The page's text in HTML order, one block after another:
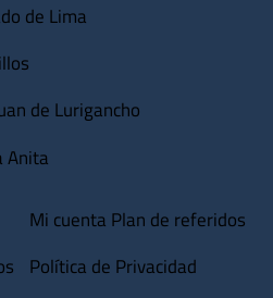
de Lima
de Lurigancho
Anita
Mi cuenta Plan de referidos
Política de Privacidad